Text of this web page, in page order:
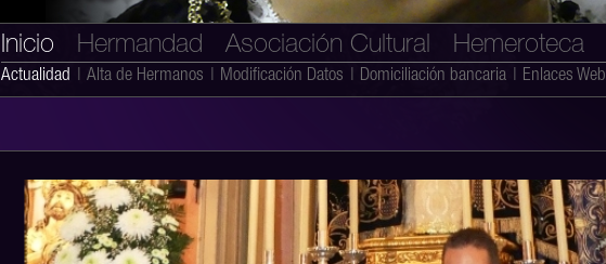
Inicio Hermandad Asociación Cultural Hemeroteca
Actualidad | Alta de Hermanos | Modificación Datos | Domiciliación bancaria | Enlaces Web